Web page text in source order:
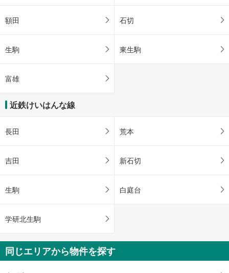
額田 石切
生駒 東生駒
富雄
近鉄けいはんな線
長田 荒本
吉田 新石切
生駒 白庭台
学研北生駒
同じエリアから物件を探す